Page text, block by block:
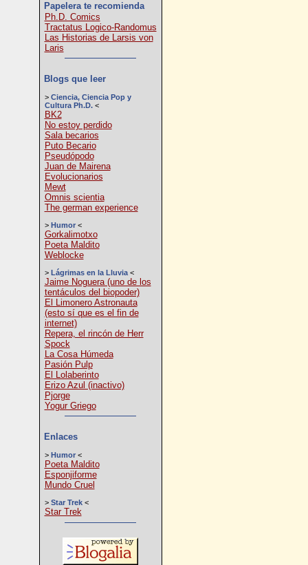
Papelera te recomienda
Ph.D. Comics
Tractatus Logico-Randomus
Las Historias de Larsis von
Laris
Blogs que leer
> Ciencia, Ciencia Pop y
Cultura Ph.D.<
BK2
No estoy perdido
Sala becarios
Puto Becario
Pseudópodo
Juan de Mairena
Evolucionarios
Mewt
Omnis scientia
The german experience
> Humor<
Gorkalimotxo
Poeta Maldito
Weblocke
> Lágrimas en la Lluvia<
Jaime Noguera (uno de los
tentáculos del biopoder)
El Limonero Astronauta
(esto sí que es el fin de
internet)
Repera, el rincón de Herr
Spock
La Cosa Húmeda
Pasión Pulp
El Lolaberinto
Erizo Azul (inactivo)
Pjorge
Yogur Griego
Enlaces
> Humor<
Poeta Maldito
Esponjiforme
Mundo Cruel
> Star Trek<
Star Trek